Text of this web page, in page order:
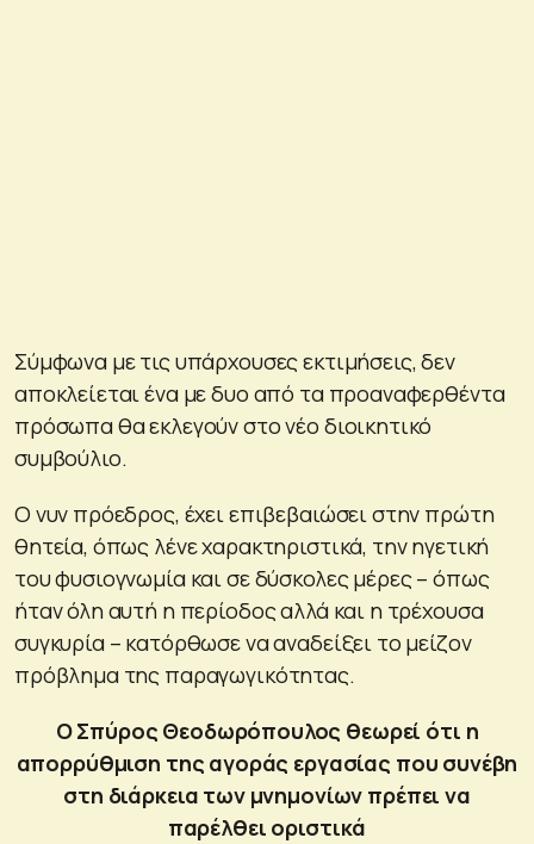
Σύμφωνα με τις υπάρχουσες εκτιμήσεις, δεν
αποκλείεται ένα με δυο από τα προαναφερθέντα
πρόσωπα θα εκλεγούν στο νέο διοικητικό
συμβούλιο.
Ο νυν πρόεδρος, έχει επιβεβαιώσει στην πρώτη
θητεία, όπως λένε χαρακτηριστικά, την ηγετική
του φυσιογνωμία και σε δύσκολες μέρες – όπως
ήταν όλη αυτή η περίοδος αλλά και η τρέχουσα
συγκυρία – κατόρθωσε να αναδείξει το μείζον
πρόβλημα της παραγωγικότητας.
Ο Σπύρος Θεοδωρόπουλος θεωρεί ότι η
απορρύθμιση της αγοράς εργασίας που συνέβη
στη διάρκεια των μνημονίων πρέπει να
παρέλθει οριστικά